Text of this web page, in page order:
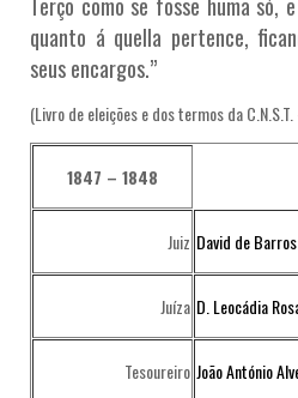
quanto á quella pertence,
seus encargos.”
(Livro de eleições e dos termos da
1847 – 1848
Juiz David de
Juíza D. Leocádia
Tesoureiro João António